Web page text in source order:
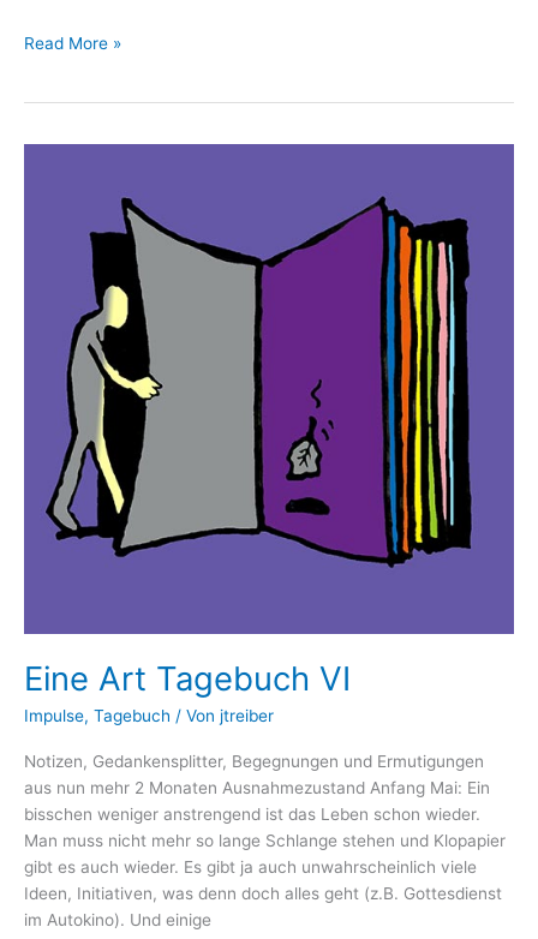
Eine
Read More »
Eine Art Tagebuch VI
Impulse, Tagebuch / Von jtreiber
Notizen, Gedankensplitter, Begegnungen und Ermutigungen
aus nun mehr 2 Monaten Ausnahmezustand Anfang Mai: Ein
bisschen weniger anstrengend ist das Leben schon wieder.
Man muss nicht mehr so lange Schlange stehen und Klopapier
gibt es auch wieder. Es gibt ja auch unwahrscheinlich viele
Ideen, Initiativen, was denn doch alles geht (z.B. Gottesdienst
im Autokino). Und einige